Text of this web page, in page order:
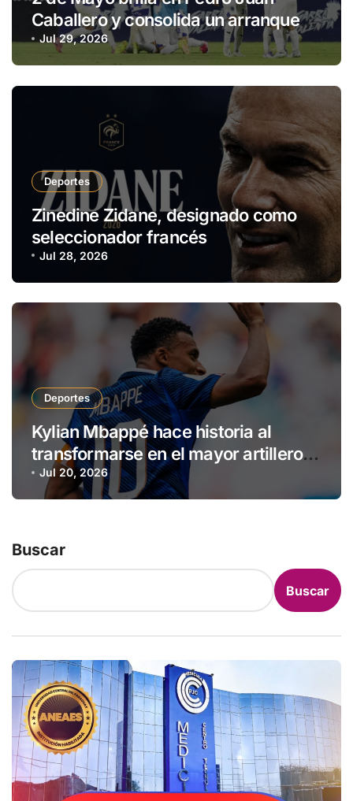
Caballero y consolida un arranque
con puntaje perfecto
Jul 29, 2026
Deportes
Zinedine Zidane, designado como
seleccionador francés
Jul 28, 2026
Deportes
Kylian Mbappé hace historia al
transformarse en el mayor artillero
de los mundiales
Jul 20, 2026
Buscar
Buscar